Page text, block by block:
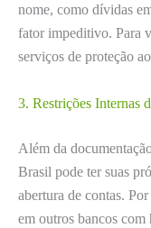
nome, como dívidas
fator impeditivo. Para
serviços de proteção
3. Restrições Internas
Além da
Brasil pode ter suas
abertura de contas.
em outros bancos